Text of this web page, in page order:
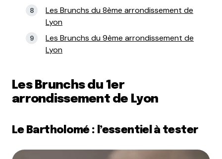
Les Brunchs du 8ème arrondissement de
Lyon
Les Brunchs du 9ème arrondissement de
Lyon
Les Brunchs du 1er
arrondissement de Lyon
Le Bartholomé : l’essentiel à tester